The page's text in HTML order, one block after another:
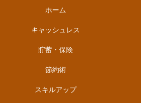
ホーム
キャッシュレス
貯蓄・保険
節約術
スキルアップ